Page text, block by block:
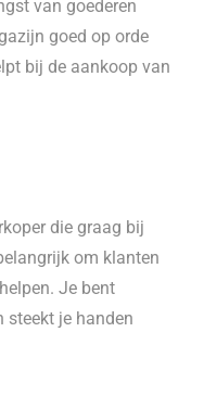
van goederen
goed op orde
bij de aankoop van
die graag bij
om klanten
Je bent
steekt je handen